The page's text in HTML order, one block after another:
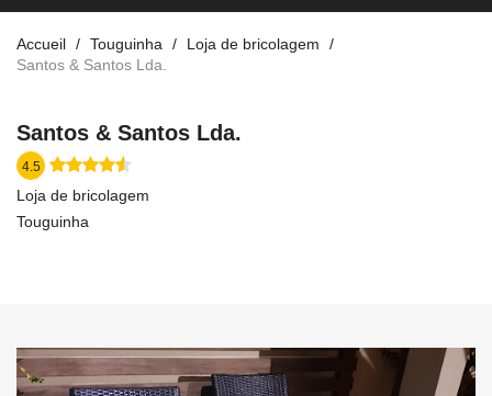
Accueil Touguinha
Loja de bricolagem
Santos & Santos Lda.
Santos & Santos Lda.
4.5
Loja de bricolagem
Touguinha